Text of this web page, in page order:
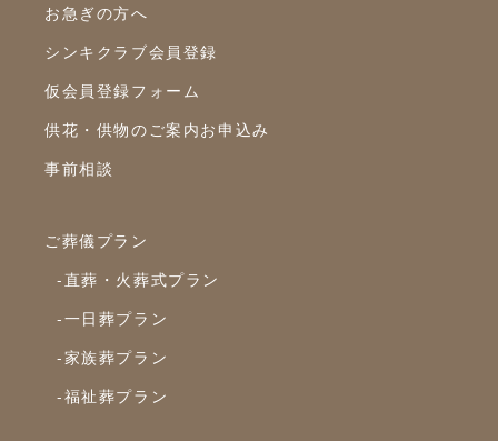
2023年4月
2023年3月
2023年2月
2023年1月
2022年12月
お急ぎの方へ
シンキクラブ会員登録
仮会員登録フォーム
供花・供物のご案内お申込み
事前相談
ご葬儀プラン
-直葬・火葬式プラン
-一日葬プラン
-家族葬プラン
-福祉葬プラン